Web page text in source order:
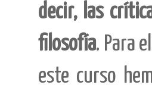
decir, las
filosofía. Para
este curso